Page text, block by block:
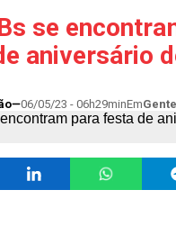
se
aniversário
06/05/23 - 06h29minEmGente